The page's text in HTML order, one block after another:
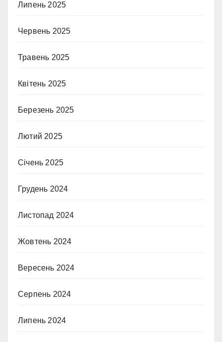
Липень 2025
Червень 2025
Травень 2025
Квітень 2025
Березень 2025
Лютий 2025
Січень 2025
Грудень 2024
Листопад 2024
Жовтень 2024
Вересень 2024
Серпень 2024
Липень 2024